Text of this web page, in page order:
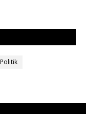
Politik